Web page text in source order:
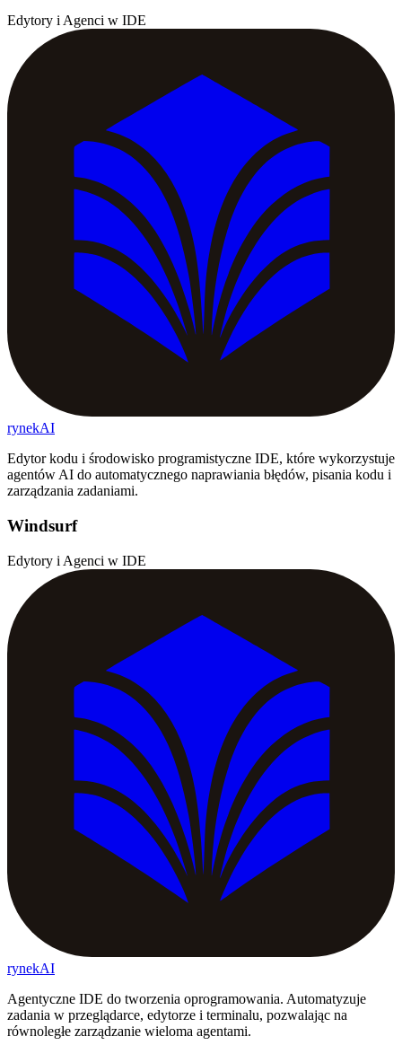
Edytory i Agenci w IDE
rynekAI
Edytor kodu i środowisko programistyczne IDE, które wykorzystuje
agentów AI do automatycznego naprawiania błędów, pisania kodu i
zarządzania zadaniami.
Windsurf
Edytory i Agenci w IDE
rynekAI
Agentyczne IDE do tworzenia oprogramowania. Automatyzuje
zadania w przeglądarce, edytorze i terminalu, pozwalając na
równoległe zarządzanie wieloma agentami.